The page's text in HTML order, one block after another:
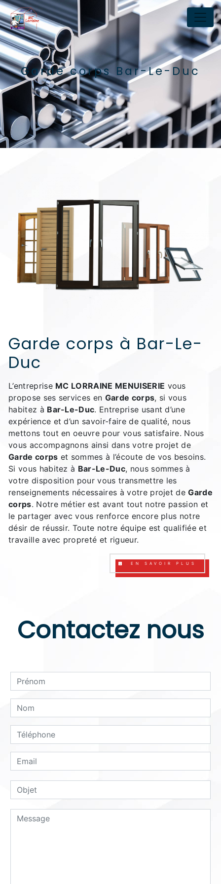
Panneau de gestion des cookies
Garde corps Bar-Le-Duc
Garde corps à Bar-Le-
Duc
L’entreprise MC LORRAINE MENUISERIE vous
propose ses services en Garde corps, si vous
habitez à Bar-Le-Duc. Entreprise usant d’une
expérience et d’un savoir-faire de qualité, nous
mettons tout en oeuvre pour vous satisfaire. Nous
vous accompagnons ainsi dans votre projet de
Garde corps et sommes à l’écoute de vos besoins.
Si vous habitez à Bar-Le-Duc, nous sommes à
votre disposition pour vous transmettre les
renseignements nécessaires à votre projet deGarde
corps. Notre métier est avant tout notre passion et
le partager avec vous renforce encore plus notre
désir de réussir. Toute notre équipe est qualifiée et
travaille avec propreté et rigueur.
EN SAVOIR PLUS
Contactez nous